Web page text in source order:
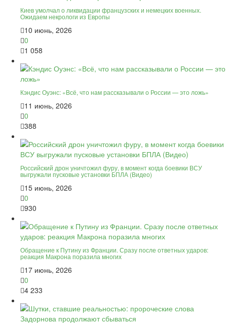
Киев умолчал о ликвидации французских и немецких военных.
Ожидаем некрологи из Европы
10 июнь, 2026
0
1 058
Кэндис Оуэнс: «Всё, что нам рассказывали о России — это ложь»
11 июнь, 2026
0
388
Российский дрон уничтожил фуру, в момент когда боевики ВСУ
выгружали пусковые установки БПЛА (Видео)
15 июнь, 2026
0
930
Обращение к Путину из Франции. Сразу после ответных ударов:
реакция Макрона поразила многих
17 июнь, 2026
0
4 233